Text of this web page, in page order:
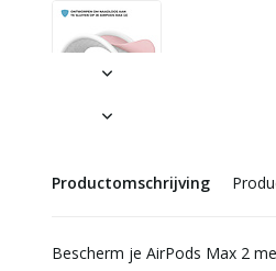
Productomschrijving
Bescherm je AirPods Max 2